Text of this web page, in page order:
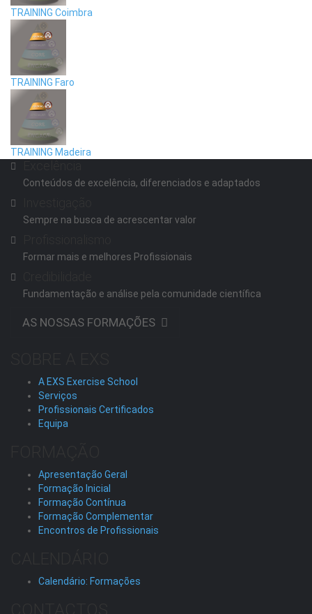
TRAINING Coimbra
TRAINING Faro
TRAINING Madeira
Conteúdos de excelência, diferenciados e adaptados
Sempre na busca de acrescentar valor
Formar mais e melhores Profissionais
Fundamentação e análise pela comunidade científica
AS NOSSAS FORMAÇÕES
A EXS Exercise School
Serviços
Profissionais Certificados
Equipa
Apresentação Geral
Formação Inicial
Formação Contínua
Formação Complementar
Encontros de Profissionais
Calendário: Formações